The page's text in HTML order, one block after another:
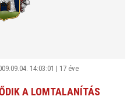
14:03:01 | 17 éve
A LOMTALANÍTÁS